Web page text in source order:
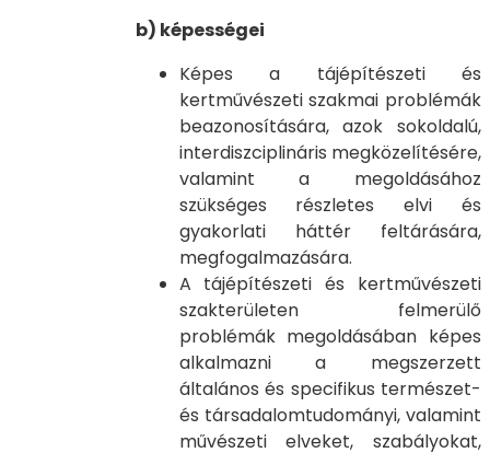
b) képességei
Képes a tájépítészeti és
kertművészeti szakmai problémák
beazonosítására, azok sokoldalú,
interdiszciplináris megközelítésére,
valamint a megoldásához
szükséges részletes elvi és
gyakorlati háttér feltárására,
megfogalmazására.
A tájépítészeti és kertművészeti
szakterületen felmerülő
problémák megoldásában képes
alkalmazni a megszerzett
általános és specifikus természet-
és társadalomtudományi, valamint
művészeti elveket, szabályokat,